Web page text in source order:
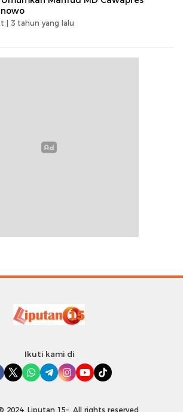
| 3 tahun yang lalu
Ikuti kami di
2024. Liputan 15–. All rights reserved